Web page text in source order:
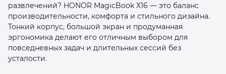
развлечений? HONOR MagicBook X16 — это баланс
производительности, комфорта и стильного дизайна.
Тонкий корпус, большой экран и продуманная
эргономика делают его отличным выбором для
повседневных задач и длительных сессий без
усталости.
недели